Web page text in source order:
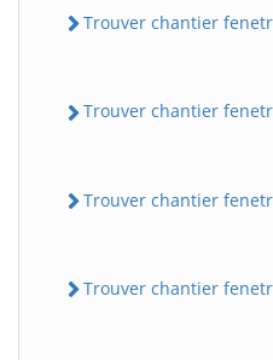
Trouver chantier
Trouver chantier
Trouver chantier
Trouver chantier